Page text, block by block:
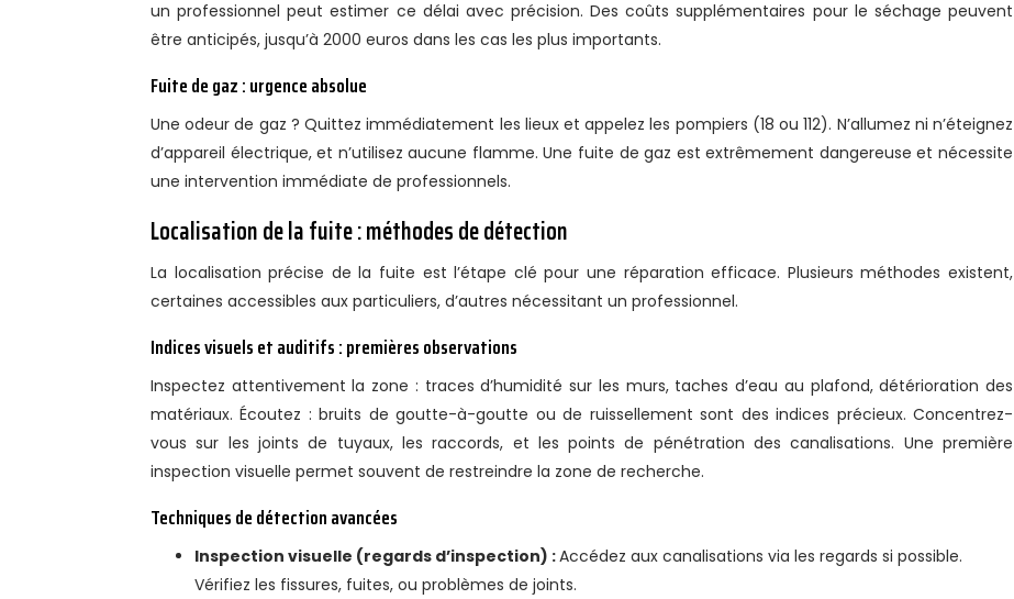
un professionnel peut estimer ce délai avec précision. Des coûts supplémentaires pour le séchage peuvent
être anticipés, jusqu’à 2000 euros dans les cas les plus importants.
Fuite de gaz : urgence absolue
Une odeur de gaz ? Quittez immédiatement les lieux et appelez les pompiers (18 ou 112). N’allumez ni n’éteignez
d’appareil électrique, et n’utilisez aucune flamme. Une fuite de gaz est extrêmement dangereuse et nécessite
une intervention immédiate de professionnels.
Localisation de la fuite : méthodes de détection
La localisation précise de la fuite est l’étape clé pour une réparation efficace. Plusieurs méthodes existent,
certaines accessibles aux particuliers, d’autres nécessitant un professionnel.
Indices visuels et auditifs : premières observations
Inspectez attentivement la zone : traces d’humidité sur les murs, taches d’eau au plafond, détérioration des
matériaux. Écoutez : bruits de goutte-à-goutte ou de ruissellement sont des indices précieux. Concentrez-
vous sur les joints de tuyaux, les raccords, et les points de pénétration des canalisations. Une première
inspection visuelle permet souvent de restreindre la zone de recherche.
Techniques de détection avancées
Inspection visuelle (regards d’inspection) :Accédez aux canalisations via les regards si possible.
Vérifiez les fissures, fuites, ou problèmes de joints.